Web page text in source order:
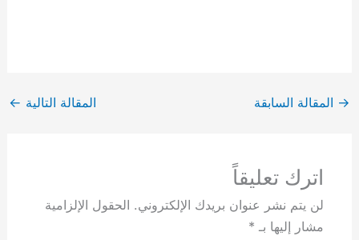
→ المقالة السابقة المقالة التالية ←
اترك تعليقاً
لن يتم نشر عنوان بريدك الإلكتروني. الحقول الإلزامية
مشار إليها بـ *